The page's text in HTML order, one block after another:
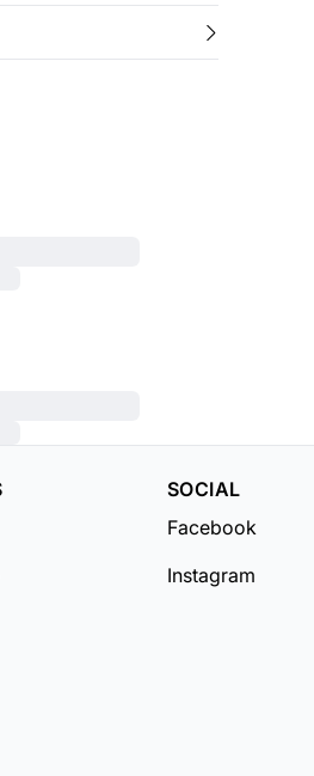
SOCIAL
Facebook
Instagram